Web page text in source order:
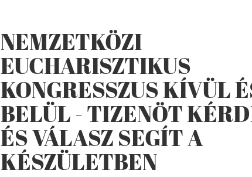
NEMZETKÖZI
EUCHARISZTIKUS
KONGRESSZUS KÍVÜL
BELÜL - TIZENÖT
ÉS VÁLASZ SEGÍT A
KÉSZÜLETBEN